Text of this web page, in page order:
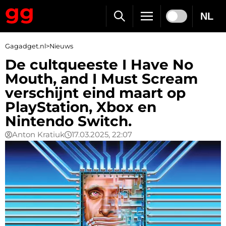
NL
Gagadget.nl>Nieuws
De cultqueeste I Have No
Mouth, and I Must Scream
verschijnt eind maart op
PlayStation, Xbox en
Nintendo Switch.
Anton Kratiuk 17.03.2025, 22:07